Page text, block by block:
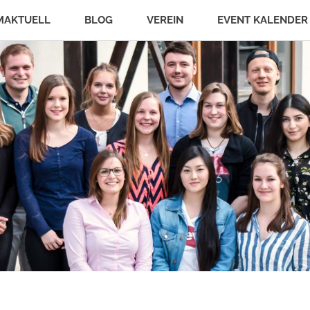
BLOG VEREIN EVENT KALENDER